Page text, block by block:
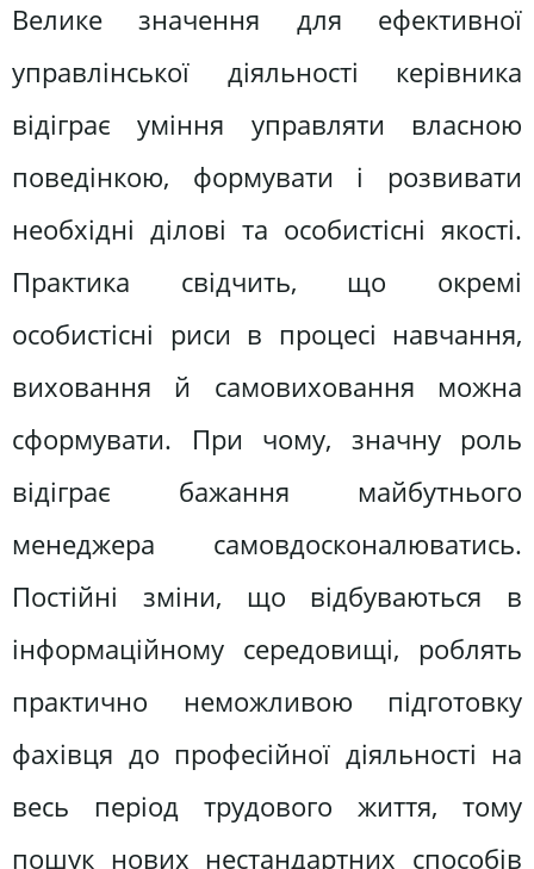
Велике значення для ефективної
управлінської діяльності керівника
відіграє уміння управляти власною
поведінкою, формувати і розвивати
необхідні ділові та особистісні якості.
Практика свідчить, що окремі
особистісні риси в процесі навчання,
виховання й самовиховання можна
сформувати. При чому, значну роль
відіграє бажання майбутнього
менеджера самовдосконалюватись.
Постійні зміни, що відбуваються в
інформаційному середовищі, роблять
практично неможливою підготовку
фахівця до професійної діяльності на
весь період трудового життя, тому
пошук нових нестандартних способів